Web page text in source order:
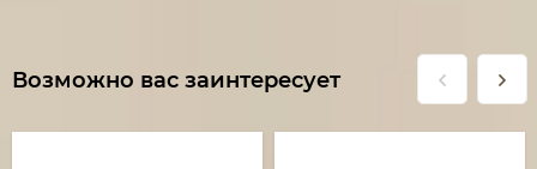
Возможно вас заинтересует